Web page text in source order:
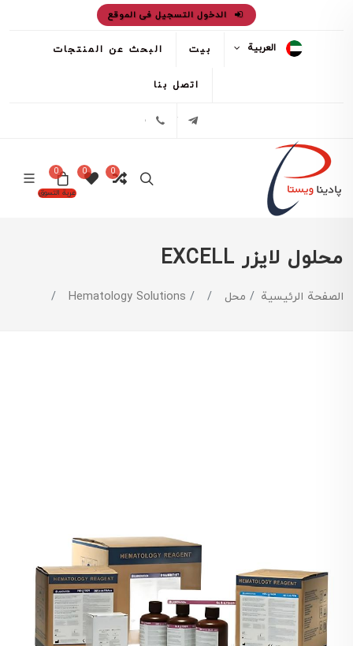
الدخول التسجيل فى الموقع
العربية بيت البحث عن المنتجات
اتصل بنا
تلگرام
0
0
عربة التسوق
0
محلول لایزر EXCELL
الصفحة الرئيسية محل Hematology Solutions